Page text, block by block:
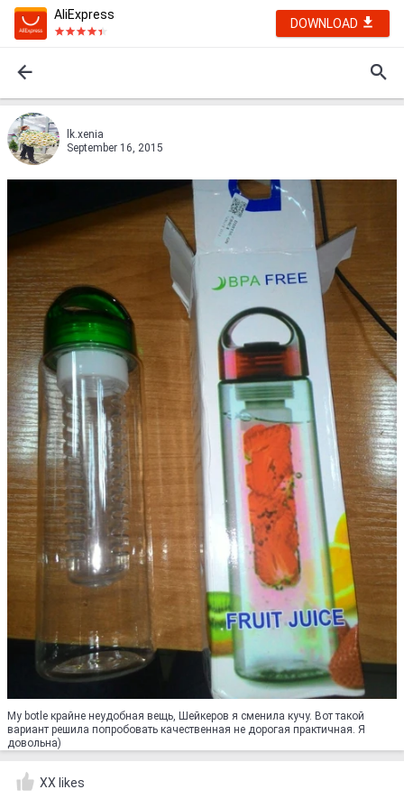
AliExpress
DOWNLOAD
lk.xenia
September 16, 2015
My botle крайне неудобная вещь, Шейкеров я сменила кучу. Вот такой
вариант решила попробовать качественная не дорогая практичная. Я
довольна)
XX likes